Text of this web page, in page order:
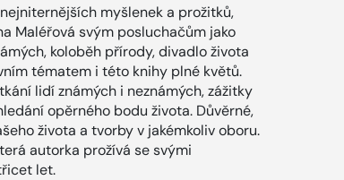
myšlenek a prožitků,
Maléřová svým posluchačům jako
koloběh přírody, divadlo života
tématem i této knihy plné květů.
lidí známých i neznámých, zážitky
opěrného bodu života. Důvěrné,
života a tvorby v jakémkoliv oboru.
autorka prožívá se svými
let.